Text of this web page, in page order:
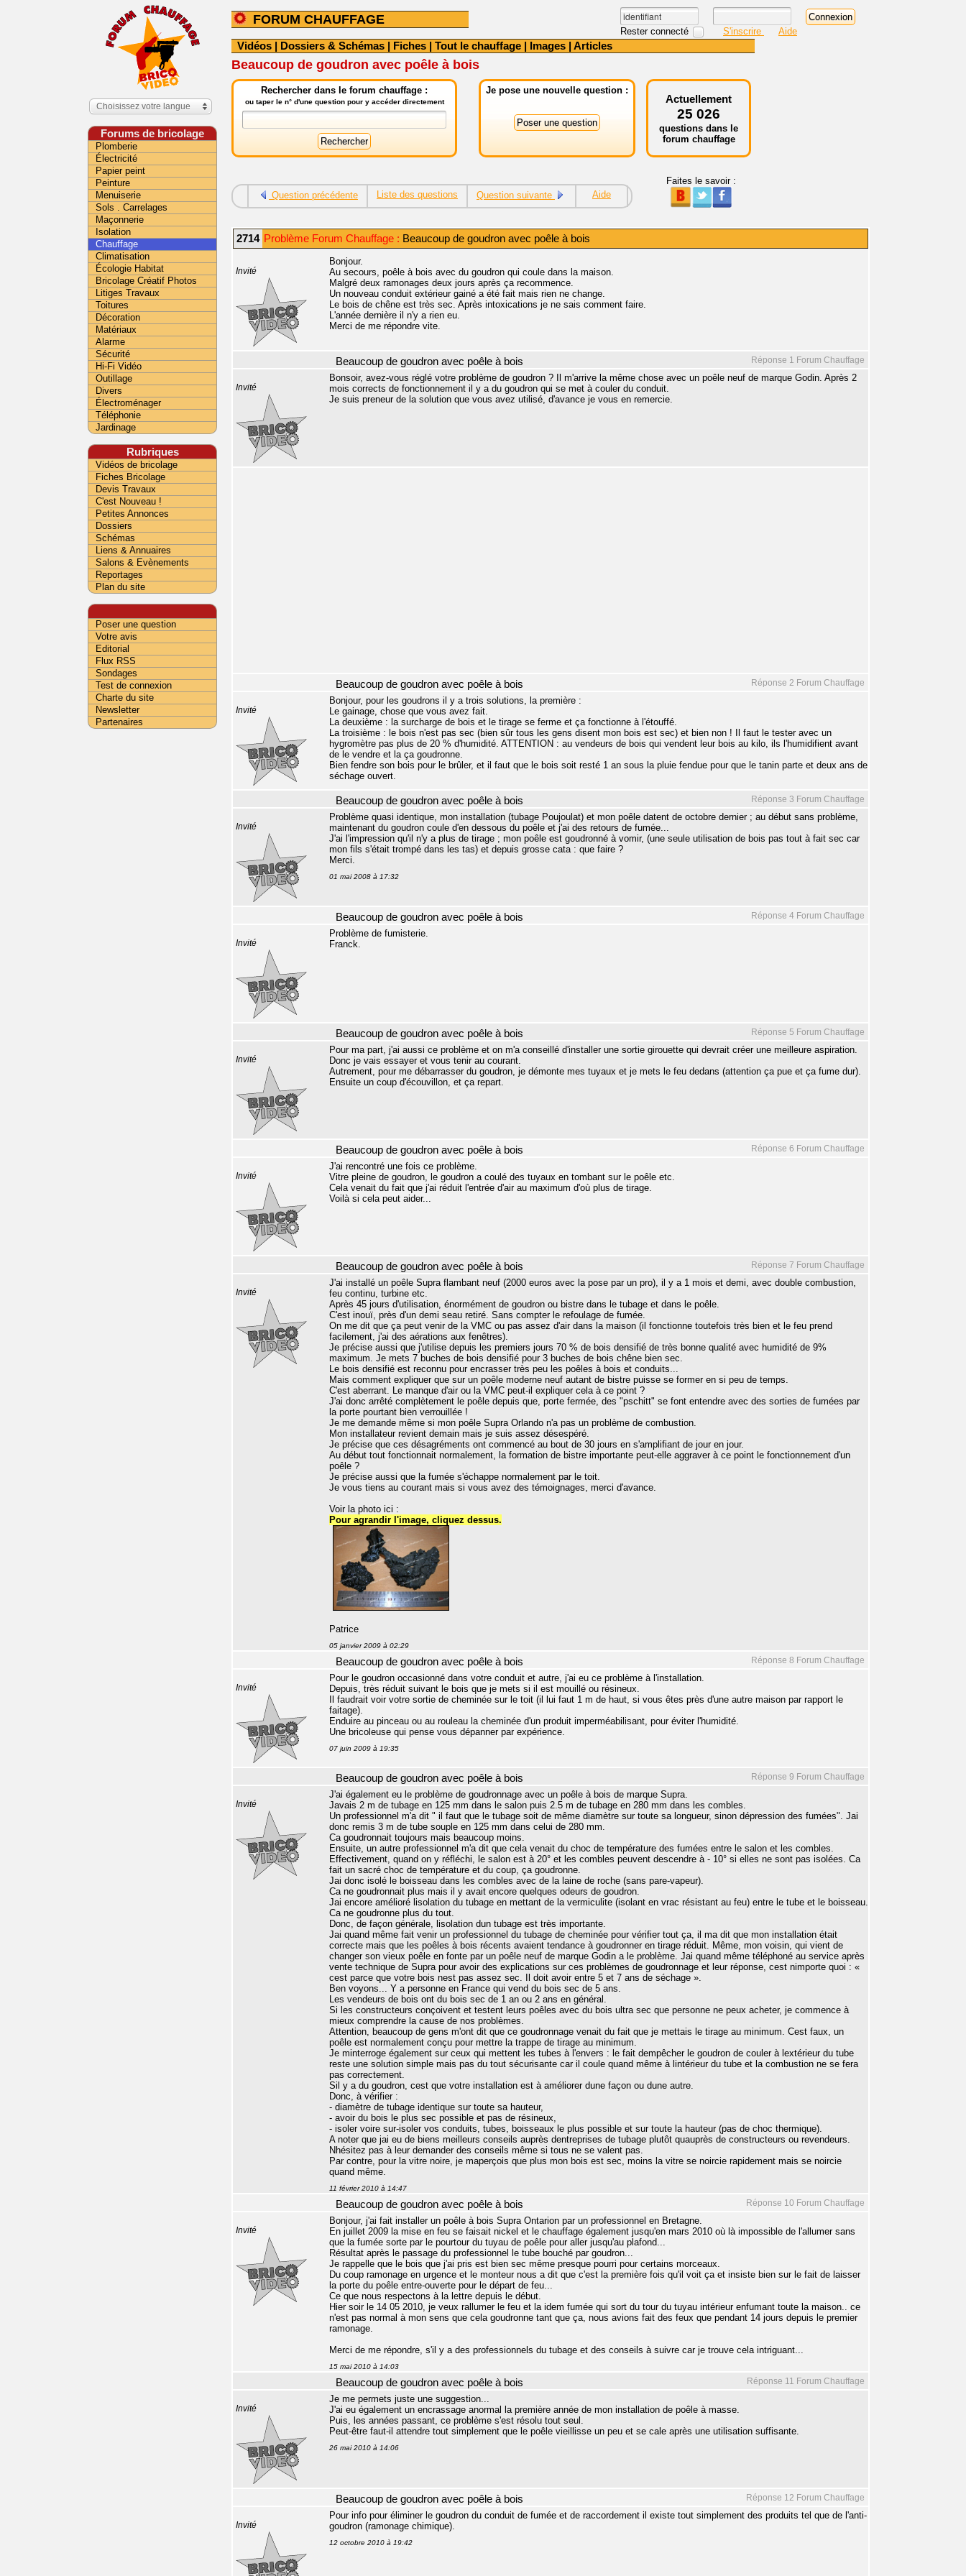
FORUM CHAUFFAGE
Rester connecté S'inscrire Aide
Vidéos | Dossiers & Schémas | Fiches | Tout le chauffage | Images | Articles
Beaucoup de goudron avec poêle à bois
Rechercher dans le forum chauffage :
ou taper le n° d'une question pour y accéder directement
Je pose une nouvelle question :
Actuellement
25 026
questions dans le
forum chauffage
Question précédente Liste des questions Question suivante Aide
Faites le savoir :
2714 Problème Forum Chauffage : Beaucoup de goudron avec poêle à bois
Invité
Bonjour.
Au secours, poêle à bois avec du goudron qui coule dans la maison.
Malgré deux ramonages deux jours après ça recommence.
Un nouveau conduit extérieur gainé a été fait mais rien ne change.
Le bois de chêne est très sec. Après intoxications je ne sais comment faire.
L'année dernière il n'y a rien eu.
Merci de me répondre vite.
Réponse 1 Forum Chauffage
Beaucoup de goudron avec poêle à bois
Invité
Bonsoir, avez-vous réglé votre problème de goudron ? Il m'arrive la même chose avec un poêle neuf de marque Godin. Après 2
mois corrects de fonctionnement il y a du goudron qui se met à couler du conduit.
Je suis preneur de la solution que vous avez utilisé, d'avance je vous en remercie.
Réponse 2 Forum Chauffage
Beaucoup de goudron avec poêle à bois
Invité
Bonjour, pour les goudrons il y a trois solutions, la première :
Le gainage, chose que vous avez fait.
La deuxième : la surcharge de bois et le tirage se ferme et ça fonctionne à l'étouffé.
La troisième : le bois n'est pas sec (bien sûr tous les gens disent mon bois est sec) et bien non ! Il faut le tester avec un
hygromètre pas plus de 20 % d'humidité. ATTENTION : au vendeurs de bois qui vendent leur bois au kilo, ils l'humidifient avant
de le vendre et la ça goudronne.
Bien fendre son bois pour le brûler, et il faut que le bois soit resté 1 an sous la pluie fendue pour que le tanin parte et deux ans de
séchage ouvert.
Réponse 3 Forum Chauffage
Beaucoup de goudron avec poêle à bois
Invité
Problème quasi identique, mon installation (tubage Poujoulat) et mon poêle datent de octobre dernier ; au début sans problème,
maintenant du goudron coule d'en dessous du poêle et j'ai des retours de fumée...
J'ai l'impression qu'il n'y a plus de tirage ; mon poêle est goudronné à vomir, (une seule utilisation de bois pas tout à fait sec car
mon fils s'était trompé dans les tas) et depuis grosse cata : que faire ?
Merci.
01 mai 2008 à 17:32
Réponse 4 Forum Chauffage
Beaucoup de goudron avec poêle à bois
Invité
Problème de fumisterie.
Franck.
Réponse 5 Forum Chauffage
Beaucoup de goudron avec poêle à bois
Invité
Pour ma part, j'ai aussi ce problème et on m'a conseillé d'installer une sortie girouette qui devrait créer une meilleure aspiration.
Donc je vais essayer et vous tenir au courant.
Autrement, pour me débarrasser du goudron, je démonte mes tuyaux et je mets le feu dedans (attention ça pue et ça fume dur).
Ensuite un coup d'écouvillon, et ça repart.
Réponse 6 Forum Chauffage
Beaucoup de goudron avec poêle à bois
Invité
J'ai rencontré une fois ce problème.
Vitre pleine de goudron, le goudron a coulé des tuyaux en tombant sur le poêle etc.
Cela venait du fait que j'ai réduit l'entrée d'air au maximum d'où plus de tirage.
Voilà si cela peut aider...
Réponse 7 Forum Chauffage
Beaucoup de goudron avec poêle à bois
Invité
J'ai installé un poêle Supra flambant neuf (2000 euros avec la pose par un pro), il y a 1 mois et demi, avec double combustion,
feu continu, turbine etc.
Après 45 jours d'utilisation, énormément de goudron ou bistre dans le tubage et dans le poêle.
C'est inouï, près d'un demi seau retiré. Sans compter le refoulage de fumée.
On me dit que ça peut venir de la VMC ou pas assez d'air dans la maison (il fonctionne toutefois très bien et le feu prend
facilement, j'ai des aérations aux fenêtres).
Je précise aussi que j'utilise depuis les premiers jours 70 % de bois densifié de très bonne qualité avec humidité de 9%
maximum. Je mets 7 buches de bois densifié pour 3 buches de bois chêne bien sec.
Le bois densifié est reconnu pour encrasser très peu les poêles à bois et conduits...
Mais comment expliquer que sur un poêle moderne neuf autant de bistre puisse se former en si peu de temps.
C'est aberrant. Le manque d'air ou la VMC peut-il expliquer cela à ce point ?
J'ai donc arrêté complètement le poêle depuis que, porte fermée, des "pschitt" se font entendre avec des sorties de fumées par
la porte pourtant bien verrouillée !
Je me demande même si mon poêle Supra Orlando n'a pas un problème de combustion.
Mon installateur revient demain mais je suis assez désespéré.
Je précise que ces désagréments ont commencé au bout de 30 jours en s'amplifiant de jour en jour.
Au début tout fonctionnait normalement, la formation de bistre importante peut-elle aggraver à ce point le fonctionnement d'un
poêle ?
Je précise aussi que la fumée s'échappe normalement par le toit.
Je vous tiens au courant mais si vous avez des témoignages, merci d'avance.
Voir la photo ici :
Pour agrandir l'image, cliquez dessus.
Patrice
05 janvier 2009 à 02:29
Réponse 8 Forum Chauffage
Beaucoup de goudron avec poêle à bois
Invité
Pour le goudron occasionné dans votre conduit et autre, j'ai eu ce problème à l'installation.
Depuis, très réduit suivant le bois que je mets si il est mouillé ou résineux.
Il faudrait voir votre sortie de cheminée sur le toit (il lui faut 1 m de haut, si vous êtes près d'une autre maison par rapport le
faitage).
Enduire au pinceau ou au rouleau la cheminée d'un produit imperméabilisant, pour éviter l'humidité.
Une bricoleuse qui pense vous dépanner par expérience.
07 juin 2009 à 19:35
Réponse 9 Forum Chauffage
Beaucoup de goudron avec poêle à bois
Invité
J'ai également eu le problème de goudronnage avec un poêle à bois de marque Supra.
Javais 2 m de tubage en 125 mm dans le salon puis 2.5 m de tubage en 280 mm dans les combles.
Un professionnel m'a dit " il faut que le tubage soit de même diamètre sur toute sa longueur, sinon dépression des fumées". Jai
donc remis 3 m de tube souple en 125 mm dans celui de 280 mm.
Ca goudronnait toujours mais beaucoup moins.
Ensuite, un autre professionnel m'a dit que cela venait du choc de température des fumées entre le salon et les combles.
Effectivement, quand on y réfléchi, le salon est à 20° et les combles peuvent descendre à - 10° si elles ne sont pas isolées. Ca
fait un sacré choc de température et du coup, ça goudronne.
Jai donc isolé le boisseau dans les combles avec de la laine de roche (sans pare-vapeur).
Ca ne goudronnait plus mais il y avait encore quelques odeurs de goudron.
Jai encore amélioré lisolation du tubage en mettant de la vermiculite (isolant en vrac résistant au feu) entre le tube et le boisseau.
Ca ne goudronne plus du tout.
Donc, de façon générale, lisolation dun tubage est très importante.
Jai quand même fait venir un professionnel du tubage de cheminée pour vérifier tout ça, il ma dit que mon installation était
correcte mais que les poêles à bois récents avaient tendance à goudronner en tirage réduit. Même, mon voisin, qui vient de
changer son vieux poêle en fonte par un poêle neuf de marque Godin a le problème. Jai quand même téléphoné au service après
vente technique de Supra pour avoir des explications sur ces problèmes de goudronnage et leur réponse, cest nimporte quoi : «
cest parce que votre bois nest pas assez sec. Il doit avoir entre 5 et 7 ans de séchage ».
Ben voyons... Y a personne en France qui vend du bois sec de 5 ans.
Les vendeurs de bois ont du bois sec de 1 an ou 2 ans en général.
Si les constructeurs conçoivent et testent leurs poêles avec du bois ultra sec que personne ne peux acheter, je commence à
mieux comprendre la cause de nos problèmes.
Attention, beaucoup de gens m'ont dit que ce goudronnage venait du fait que je mettais le tirage au minimum. Cest faux, un
poêle est normalement conçu pour mettre la trappe de tirage au minimum.
Je minterroge également sur ceux qui mettent les tubes à l'envers : le fait dempêcher le goudron de couler à lextérieur du tube
reste une solution simple mais pas du tout sécurisante car il coule quand même à lintérieur du tube et la combustion ne se fera
pas correctement.
Sil y a du goudron, cest que votre installation est à améliorer dune façon ou dune autre.
Donc, à vérifier :
- diamètre de tubage identique sur toute sa hauteur,
- avoir du bois le plus sec possible et pas de résineux,
- isoler voire sur-isoler vos conduits, tubes, boisseaux le plus possible et sur toute la hauteur (pas de choc thermique).
A noter que jai eu de biens meilleurs conseils auprès dentreprises de tubage plutôt quauprès de constructeurs ou revendeurs.
Nhésitez pas à leur demander des conseils même si tous ne se valent pas.
Par contre, pour la vitre noire, je maperçois que plus mon bois est sec, moins la vitre se noircie rapidement mais se noircie
quand même.
11 février 2010 à 14:47
Réponse 10 Forum Chauffage
Beaucoup de goudron avec poêle à bois
Invité
Bonjour, j'ai fait installer un poêle à bois Supra Ontarion par un professionnel en Bretagne.
En juillet 2009 la mise en feu se faisait nickel et le chauffage également jusqu'en mars 2010 où là impossible de l'allumer sans
que la fumée sorte par le pourtour du tuyau de poêle pour aller jusqu'au plafond...
Résultat après le passage du professionnel le tube bouché par goudron...
Je rappelle que le bois que j'ai pris est bien sec même presque pourri pour certains morceaux.
Du coup ramonage en urgence et le monteur nous a dit que c'est la première fois qu'il voit ça et insiste bien sur le fait de laisser
la porte du poêle entre-ouverte pour le départ de feu...
Ce que nous respectons à la lettre depuis le début.
Hier soir le 14 05 2010, je veux rallumer le feu et la idem fumée qui sort du tour du tuyau intérieur enfumant toute la maison.. ce
n'est pas normal à mon sens que cela goudronne tant que ça, nous avions fait des feux que pendant 14 jours depuis le premier
ramonage.
Merci de me répondre, s'il y a des professionnels du tubage et des conseils à suivre car je trouve cela intriguant...
15 mai 2010 à 14:03
Réponse 11 Forum Chauffage
Beaucoup de goudron avec poêle à bois
Invité
Je me permets juste une suggestion...
J'ai eu également un encrassage anormal la première année de mon installation de poêle à masse.
Puis, les années passant, ce problème s'est résolu tout seul.
Peut-être faut-il attendre tout simplement que le poêle vieillisse un peu et se cale après une utilisation suffisante.
26 mai 2010 à 14:06
Réponse 12 Forum Chauffage
Beaucoup de goudron avec poêle à bois
Invité
Pour info pour éliminer le goudron du conduit de fumée et de raccordement il existe tout simplement des produits tel que de l'anti-
goudron (ramonage chimique).
12 octobre 2010 à 19:42
Choisissez votre langue
Forums de bricolage
Plomberie
Électricité
Papier peint
Peinture
Menuiserie
Sols . Carrelages
Maçonnerie
Isolation
Chauffage
Climatisation
Écologie Habitat
Bricolage Créatif Photos
Litiges Travaux
Toitures
Décoration
Matériaux
Alarme
Sécurité
Hi-Fi Vidéo
Outillage
Divers
Électroménager
Téléphonie
Jardinage
Rubriques
Vidéos de bricolage
Fiches Bricolage
Devis Travaux
C'est Nouveau !
Petites Annonces
Dossiers
Schémas
Liens & Annuaires
Salons & Evènements
Reportages
Plan du site
Poser une question
Votre avis
Editorial
Flux RSS
Sondages
Test de connexion
Charte du site
Newsletter
Partenaires